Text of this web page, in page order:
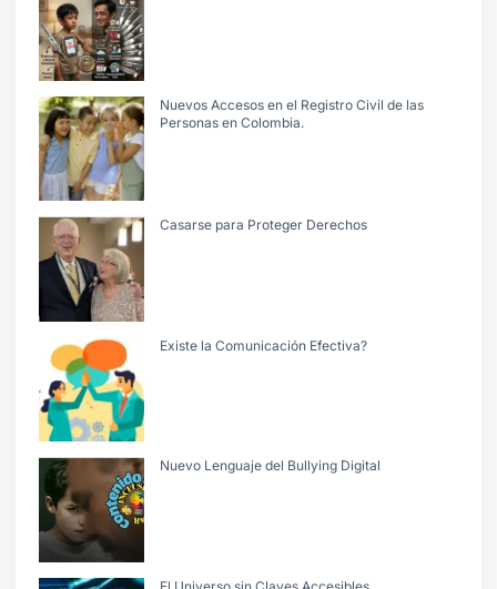
Nuevos Accesos en el Registro Civil de las
Personas en Colombia.
Casarse para Proteger Derechos
Existe la Comunicación Efectiva?
Nuevo Lenguaje del Bullying Digital